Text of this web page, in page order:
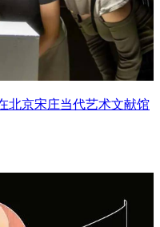
北京宋庄当代艺术文献馆